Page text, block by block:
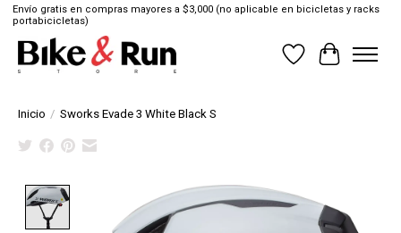
Envío gratis en compras mayores a $3,000 (no aplicable en bicicletas y racks
portabicicletas)
Lista de deseos
Cesta
Inicio / Sworks Evade 3 White Black S
Product image slideshow Items